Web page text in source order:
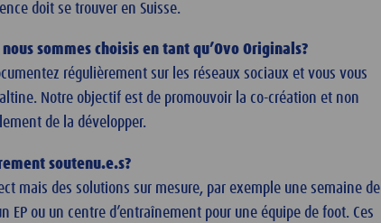
doit se trouver en Suisse.
sommes choisis en tant qu’Ovo Originals?
régulièrement sur les réseaux sociaux et vous vous
Notre objectif est de promouvoir la co-création et non
de la développer.
soutenu.e.s?
mais des solutions sur mesure, par exemple une semaine de
EP ou un centre d’entraînement pour une équipe de foot. Ces